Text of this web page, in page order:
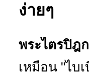
ง่ายๆ
พระไตรปิฎก
เหมือน "ไบ